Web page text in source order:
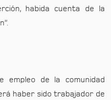
habida cuenta de la
empleo de la comunidad
haber sido trabajador de